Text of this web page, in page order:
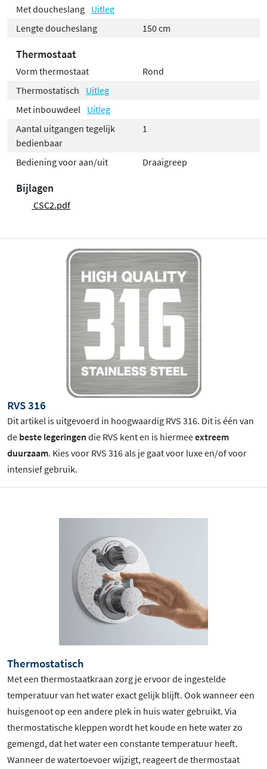
Met doucheslang Uitleg
Lengte doucheslang
150 cm
Thermostaat
Vorm thermostaat
Rond
Thermostatisch
Uitleg
Met inbouwdeel Uitleg
Aantal uitgangen tegelijk
bedienbaar
1
Bediening voor aan/uit Draaigreep
Bijlagen
CSC2.pdf
RVS 316
Dit artikel is uitgevoerd in hoogwaardig RVS 316. Dit is één van
de beste legeringen die RVS kent en is hiermeeextreem
duurzaam. Kies voor RVS 316 als je gaat voor luxe en/of voor
intensief gebruik.
Thermostatisch
Met een thermostaatkraan zorg je ervoor de ingestelde
temperatuur van het water exact gelijk blijft. Ook wanneer een
huisgenoot op een andere plek in huis water gebruikt. Via
thermostatische kleppen wordt het koude en hete water zo
gemengd, dat het water een constante temperatuur heeft.
Wanneer de watertoevoer wijzigt, reageert de thermostaat